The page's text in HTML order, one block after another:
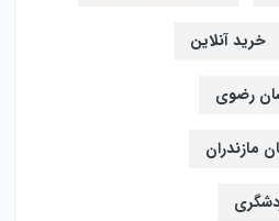
خرید آنلاین
رضوی
مازندران